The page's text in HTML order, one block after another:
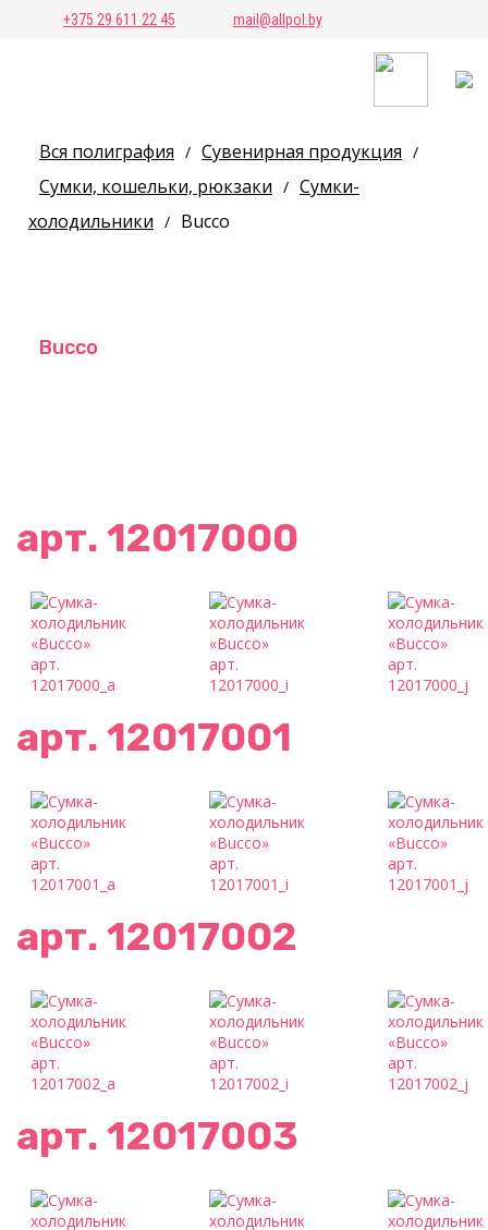
+375 29 611 22 45 mail@allpol.by
Вся полиграфия / Сувенирная продукция /
Сумки, кошельки, рюкзаки / Сумки-
холодильники / Bucco
Bucco
арт. 12017000
арт. 12017001
арт. 12017002
арт. 12017003